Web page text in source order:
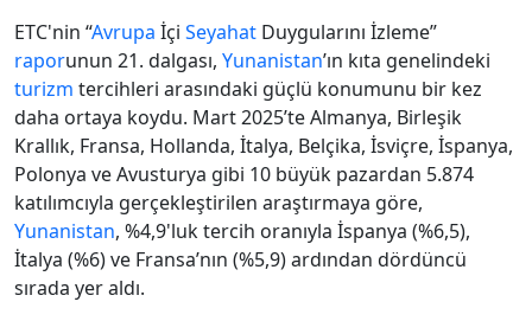
ETC'nin “Avrupa İçi Seyahat Duygularını İzleme”
raporunun 21. dalgası, Yunanistan’ın kıta genelindeki
turizm tercihleri arasındaki güçlü konumunu bir kez
daha ortaya koydu. Mart 2025’te Almanya, Birleşik
Krallık, Fransa, Hollanda, İtalya, Belçika, İsviçre, İspanya,
Polonya ve Avusturya gibi 10 büyük pazardan 5.874
katılımcıyla gerçekleştirilen araştırmaya göre,
Yunanistan, %4,9'luk tercih oranıyla İspanya (%6,5),
İtalya (%6) ve Fransa’nın (%5,9) ardından dördüncü
sırada yer aldı.